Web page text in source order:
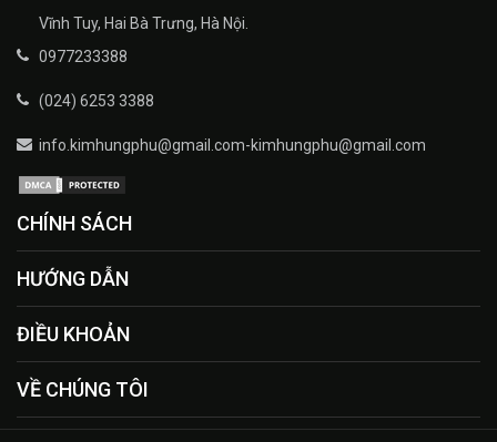
Vĩnh Tuy, Hai Bà Trưng, Hà Nội.
0977233388
(024) 6253 3388
info.kimhungphu@gmail.com-kimhungphu@gmail.com
CHÍNH SÁCH
HƯỚNG DẪN
ĐIỀU KHOẢN
VỀ CHÚNG TÔI